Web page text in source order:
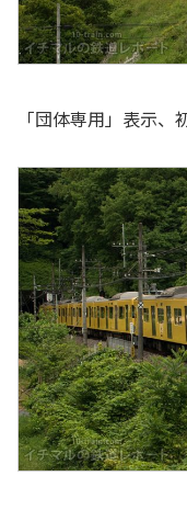
「団体専用」表示、